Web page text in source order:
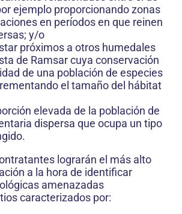
ejemplo proporcionando zonas
en períodos en que reinen
y/o
próximos a otros humedales
de Ramsar cuya conservación
de una población de especies
el tamaño del hábitat
elevada de la población de
dispersa que ocupa un tipo
lograrán el más alto
a la hora de identificar
amenazadas
caracterizados por: